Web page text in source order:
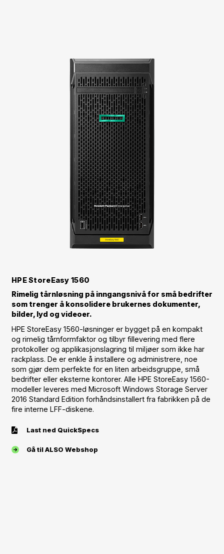
HPE StoreEasy 1560
Rimelig tårnløsning på inngangsnivå for små bedrifter
som trenger å konsolidere brukernes dokumenter,
bilder, lyd og videoer.
HPE StoreEasy 1560-løsninger er bygget på en kompakt
og rimelig tårnformfaktor og tilbyr fillevering med flere
protokoller og applikasjonslagring til miljøer som ikke har
rackplass. De er enkle å installere og administrere, noe
som gjør dem perfekte for en liten arbeidsgruppe, små
bedrifter eller eksterne kontorer. Alle HPE StoreEasy 1560-
modeller leveres med Microsoft Windows Storage Server
2016 Standard Edition forhåndsinstallert fra fabrikken på de
fire interne LFF-diskene.
Last ned QuickSpecs
Gå til ALSO Webshop